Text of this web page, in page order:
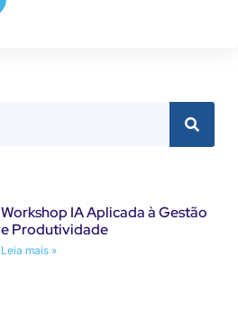
Workshop IA Aplicada à Gestão
e Produtividade
Leia mais »